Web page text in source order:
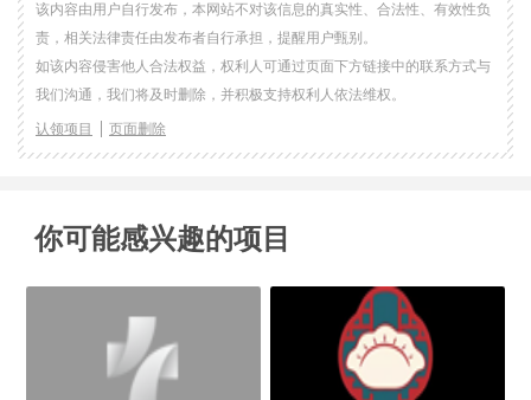
该内容由用户自行发布，本网站不对该信息的真实性、合法性、有效性负
责，相关法律责任由发布者自行承担，提醒用户甄别。
如该内容侵害他人合法权益，权利人可通过页面下方链接中的联系方式与
我们沟通，我们将及时删除，并积极支持权利人依法维权。
认领项目 页面删除
你可能感兴趣的项目